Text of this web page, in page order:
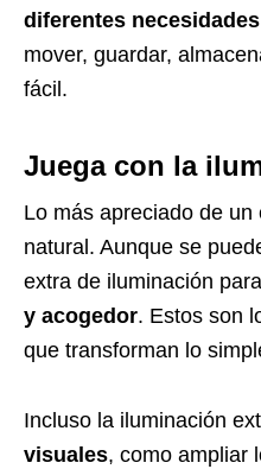
diferentes
mover, guardar,
fácil.
Juega con la
Lo más apreciado de
natural. Aunque se
extra de iluminación
y acogedor. Estos son
que transforman lo
Incluso la iluminación
visuales, como ampliar